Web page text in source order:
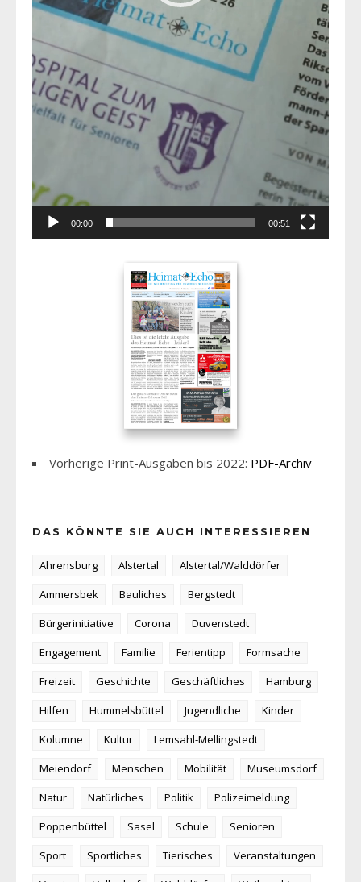
00:00 00:51
Vorherige Print-Ausgaben bis 2022: PDF-Archiv
DAS KÖNNTE SIE AUCH INTERESSIEREN
Ahrensburg Alstertal
Alstertal/Walddörfer
Ammersbek
Bauliches
Bergstedt
Bürgerinitiative
Corona
Duvenstedt
Engagement
Familie Ferientipp
Formsache
Freizeit
Geschichte Geschäftliches
Hamburg
Hilfen
Hummelsbüttel Jugendliche
Kinder
Kolumne
Kultur
Lemsahl-Mellingstedt
Meiendorf
Menschen Mobilität
Museumsdorf
Natur
Natürliches Politik
Polizeimeldung
Poppenbüttel
Sasel Schule
Senioren
Sport
Sportliches Tierisches
Veranstaltungen